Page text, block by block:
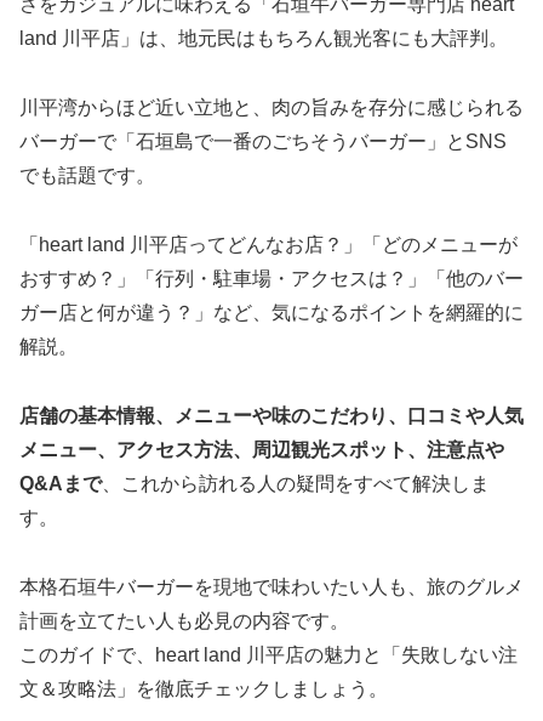
さをカジュアルに味わえる「石垣牛バーガー専門店 heart
land 川平店」は、地元民はもちろん観光客にも大評判。
川平湾からほど近い立地と、肉の旨みを存分に感じられる
バーガーで「石垣島で一番のごちそうバーガー」とSNS
でも話題です。
「heart land 川平店ってどんなお店？」「どのメニューが
おすすめ？」「行列・駐車場・アクセスは？」「他のバー
ガー店と何が違う？」など、気になるポイントを網羅的に
解説。
店舗の基本情報、メニューや味のこだわり、口コミや人気
メニュー、アクセス方法、周辺観光スポット、注意点や
Q&Aまで、これから訪れる人の疑問をすべて解決しま
す。
本格石垣牛バーガーを現地で味わいたい人も、旅のグルメ
計画を立てたい人も必見の内容です。
このガイドで、heart land 川平店の魅力と「失敗しない注
文＆攻略法」を徹底チェックしましょう。